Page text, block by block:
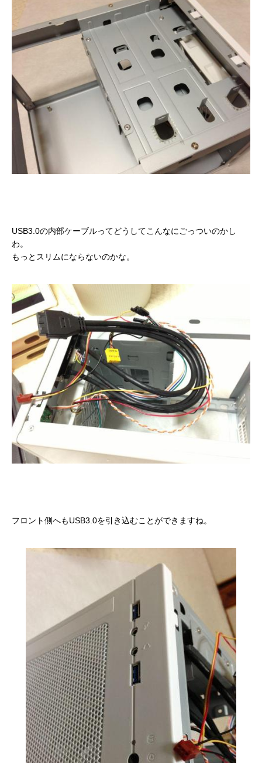
USB3.0の内部ケーブルってどうしてこんなにごっついのかし
わ。
もっとスリムにならないのかな。
フロント側へもUSB3.0を引き込むことができますね。